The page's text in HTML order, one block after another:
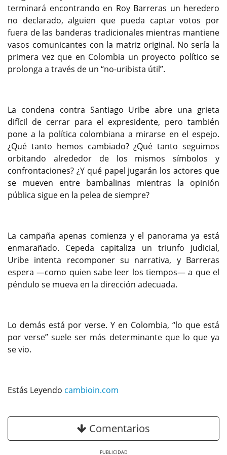
terminará encontrando en Roy Barreras un heredero
no declarado, alguien que pueda captar votos por
fuera de las banderas tradicionales mientras mantiene
vasos comunicantes con la matriz original. No sería la
primera vez que en Colombia un proyecto político se
prolonga a través de un “no-uribista útil”.
La condena contra Santiago Uribe abre una grieta
difícil de cerrar para el expresidente, pero también
pone a la política colombiana a mirarse en el espejo.
¿Qué tanto hemos cambiado? ¿Qué tanto seguimos
orbitando alrededor de los mismos símbolos y
confrontaciones? ¿Y qué papel jugarán los actores que
se mueven entre bambalinas mientras la opinión
pública sigue en la pelea de siempre?
La campaña apenas comienza y el panorama ya está
enmarañado. Cepeda capitaliza un triunfo judicial,
Uribe intenta recomponer su narrativa, y Barreras
espera —como quien sabe leer los tiempos— a que el
péndulo se mueva en la dirección adecuada.
Lo demás está por verse. Y en Colombia, “lo que está
por verse” suele ser más determinante que lo que ya
se vio.
Estás Leyendo cambioin.com
Comentarios